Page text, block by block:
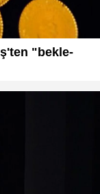
"bekle-